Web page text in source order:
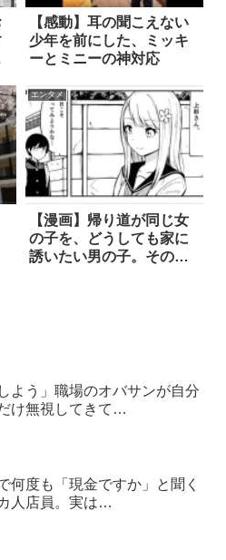
【感動】耳の聞こえない
少年を前にした、ミッキ
ーとミニーの神対応
エンタメ
【漫画】帰り道が同じ女
の子を、どうしても家に
誘いたい男の子。その理
よう」職場のオバサンが自分
け無視してきて…
何度も「現金ですか」と聞く
人店員。実は…